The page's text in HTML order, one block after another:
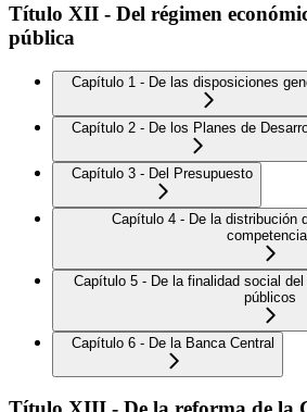
Título XII - Del régimen
pública
Capítulo 1 - De las disposiciones
Capítulo 2 - De los Planes de
Capítulo 3 - Del Presupuesto
Capítulo 4 - De la distribución
Capítulo 5 - De la finalidad social
públicos
Capítulo 6 - De la Banca Central